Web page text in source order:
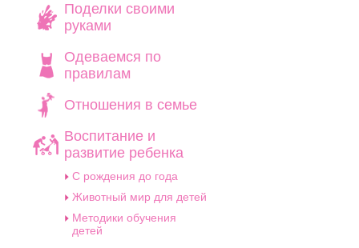
Поделки своими
руками
Одеваемся по
правилам
Отношения в семье
Воспитание и
развитие ребенка
C рождения до года
Животный мир для детей
Методики обучения
детей